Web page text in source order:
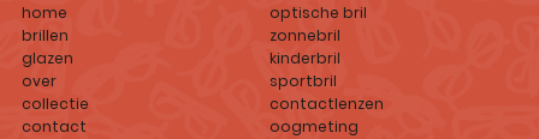
home
brillen
glazen
over
collectie
contact
optische bril
zonnebril
kinderbril
sportbril
contactlenzen
oogmeting